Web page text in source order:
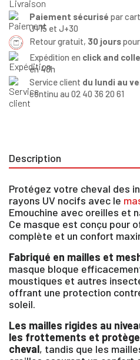
Paiement sécurisé par
J+15 et J+30
Retour gratuit, 30 jours
Expédition en click and
en 48h
Service client du lundi au
continu au 02 40 36 20 61
Description
Protégez votre cheval des
rayons UV nocifs avec le
Emouchine avec oreilles et
Ce masque est conçu pour
complète et un confort
Fabriqué en mailles et
masque bloque
moustiques et autres
offrant une protection
soleil.
Les mailles rigides au
les frottements et
cheval, tandis que les
×
Vous devez être connecté
produits dans votre liste